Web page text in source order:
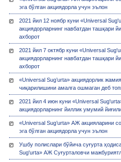
эга бўлган акциядорла учун эълон
2021 йил 12 ноябр куни «Universal
акциядорларнинг навбатдан ташқари
ахборот
2021 йил 7 октябр куни «Universal
акциядорларнинг навбатдан ташқари
ахборот
«Universal Sug’urta» акциядорлик
чиқарилишини амалга ошмаган деб
2021 йил 4 июн куни «Universal
акциядорларнинг йиллик умумий
«Universal Sug’urta» АЖ акцияларини
эга бўлган акциядорла учун эълон
Ушбу полислари бўйича суғурта
Sug'urta» АЖ Суғурталовчи